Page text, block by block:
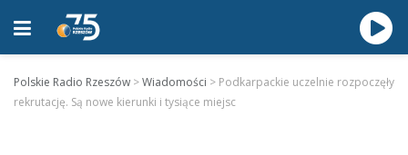
Polskie Radio Rzeszów >Wiadomości > Podkarpackie uczelnie rozpoczęły
rekrutację. Są nowe kierunki i tysiące miejsc